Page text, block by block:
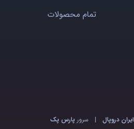
تمام محصولات
ایران دروپال | سرور پارس پک